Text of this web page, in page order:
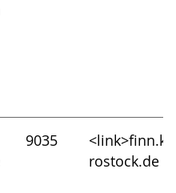
9035
rostock.de